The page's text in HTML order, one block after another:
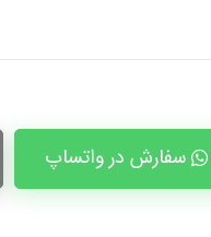
سفارش در واتساپ